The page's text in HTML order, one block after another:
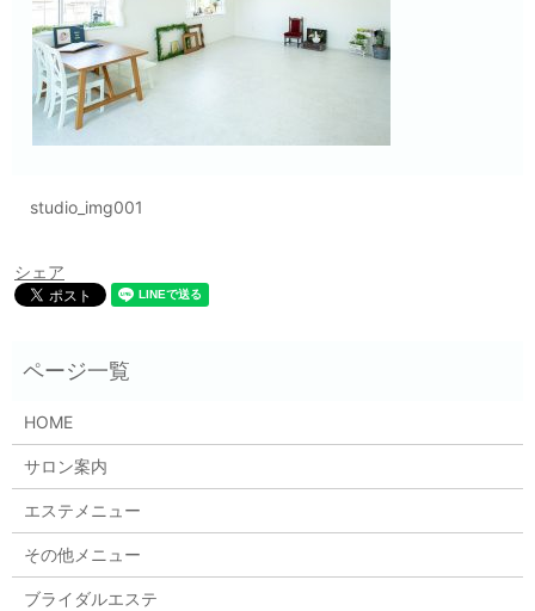
studio_img001
シェア
HOME
サロン案内
エステメニュー
その他メニュー
ブライダルエステ